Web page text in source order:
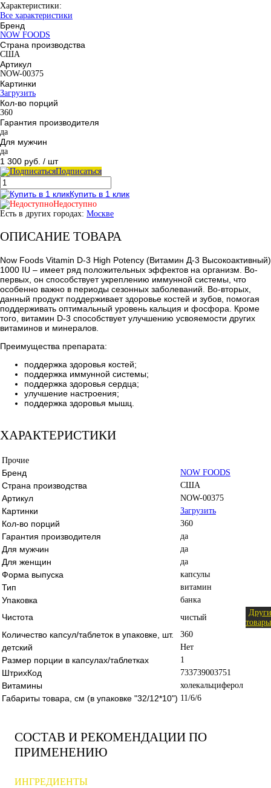
Характеристики:
Все характеристики
Бренд
NOW FOODS
Страна производства
США
Артикул
NOW-00375
Картинки
Загрузить
Кол-во порций
360
Гарантия производителя
да
Для мужчин
да
1 300 руб. / шт
Подписаться
Купить в 1 клик
Недоступно
Есть в других городах: Москве
ОПИСАНИЕ ТОВАРА
Now Foods Vitamin D-3 High Potency (Витамин Д-3 Высокоактивный)
1000 IU – имеет ряд положительных эффектов на организм. Во-
первых, он способствует укреплению иммунной системы, что
особенно важно в периоды сезонных заболеваний. Во-вторых,
данный продукт поддерживает здоровье костей и зубов, помогая
поддерживать оптимальный уровень кальция и фосфора. Кроме
того, витамин D-3 способствует улучшению усвояемости других
витаминов и минералов.
Преимущества препарата:
поддержка здоровья костей;
поддержка иммунной системы;
поддержка здоровья сердца;
улучшение настроения;
поддержка здоровья мышц.
ХАРАКТЕРИСТИКИ
Прочие
Бренд NOW FOODS
Страна производства США
Артикул NOW-00375
Картинки Загрузить
Кол-во порций 360
Гарантия производителя да
Для мужчин да
Для женщин да
Форма выпуска капсулы
Тип витамин
Упаковка банка
Чистота чистый
товары
Количество капсул/таблеток в упаковке, шт. 360
детский Нет
Размер порции в капсулах/таблетках 1
ШтрихКод 733739003751
Витамины холекальциферол
Габариты товара, см (в упаковке "32/12*10") 11/6/6
СОСТАВ И РЕКОМЕНДАЦИИ ПО
ПРИМЕНЕНИЮ
ИНГРЕДИЕНТЫ